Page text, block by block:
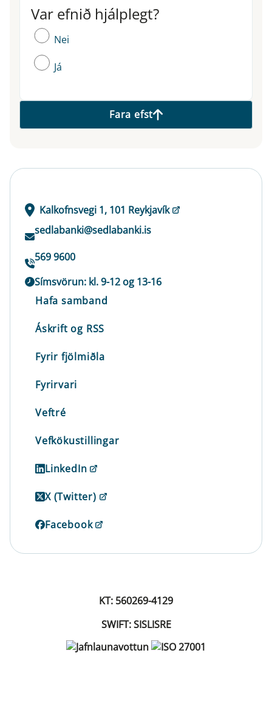
Var efnið hjálplegt?
Var efnið hjálplegt?
Nei
Já
Fara efst
Kalkofnsvegi 1, 101 Reykjavík
sedlabanki@sedlabanki.is
569 9600
Símsvörun: kl. 9-12 og 13-16
Hafa samband
Áskrift og RSS
Fyrir fjölmiðla
Fyrirvari
Veftré
Vefkökustillingar
LinkedIn
X (Twitter)
Facebook
KT: 560269-4129
SWIFT: SISLISRE